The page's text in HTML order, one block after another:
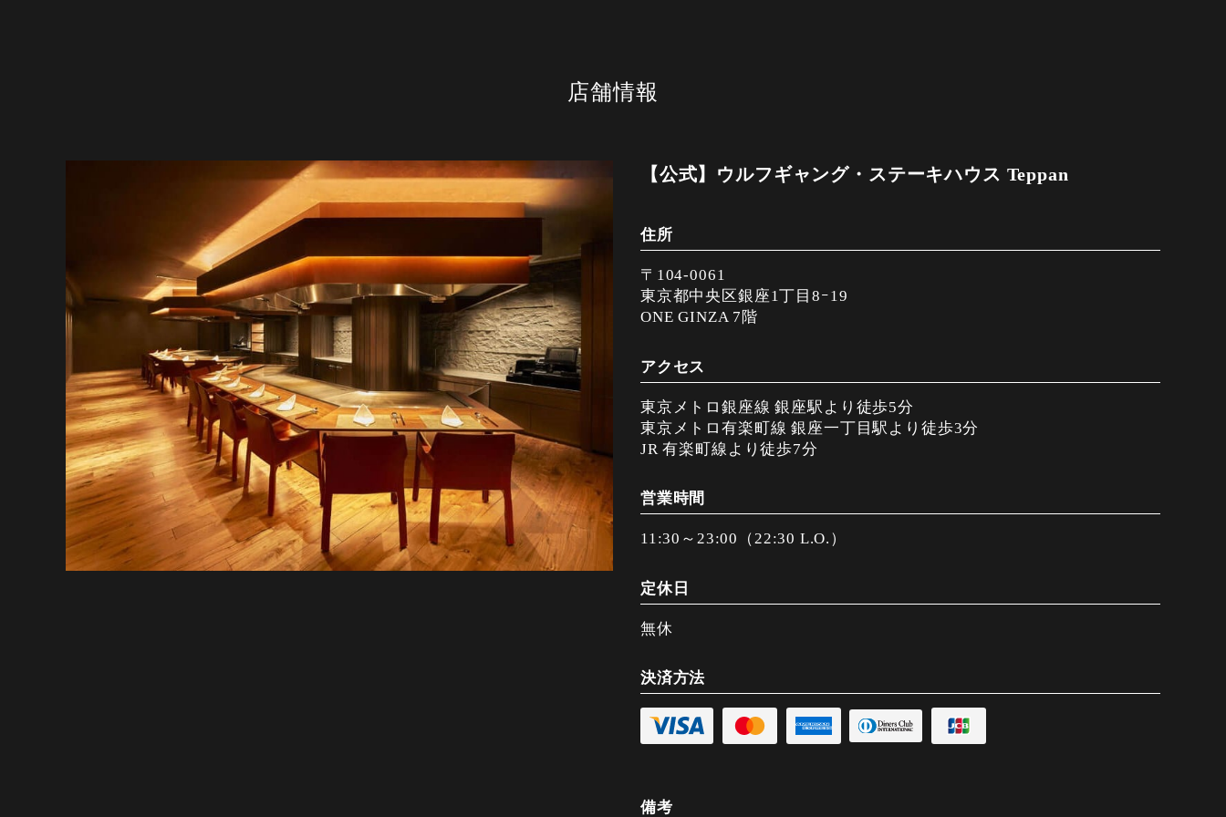
店舗情報
【公式】ウルフギャング・ステーキハウス Teppan
住所
〒104-0061
東京都中央区銀座1丁目8ｰ19
ONE GINZA 7階
アクセス
東京メトロ銀座線 銀座駅より徒歩5分
東京メトロ有楽町線 銀座一丁目駅より徒歩3分
JR 有楽町線より徒歩7分
営業時間
11:30～23:00（22:30 L.O.）
定休日
無休
決済方法
備考